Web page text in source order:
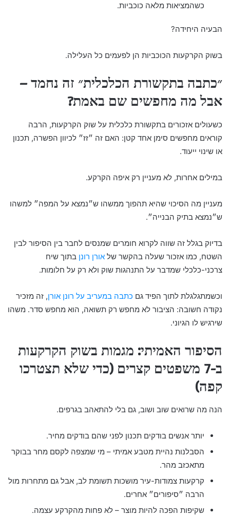
כשהמציאות מלאה כוכביות.
הבעיה היחידה?
בשוק הקרקעות הכוכביות הן לפעמים כל העלילה.
״כתבה בתקשורת הכלכלית״ זה נחמד –
אבל מה מחפשים שם באמת?
כשעולים אזכורים בתקשורת כלכלית על שוק הקרקעות, הרבה
קוראים מחפשים סימן אחד קטן: האם זה ״זז״ לכיוון הפשרה, תכנון
או שינוי ייעוד.
במילים אחרות, לא מעניין רק איפה הקרקע.
מעניין מה הסיכוי שהיא תהפוך ממשהו ש״נמצא על המפה״ למשהו
ש״נמצא בתיק הבנייה״.
בדיוק בגלל זה שווה לקרוא חומרים שמנסים לחבר בין הסיפור לבין
השטח, כמו אזכור שעלה בהקשר של אורן רונן בתוך שיח
צרכני-כלכלי שמדבר על התנהגות שוק ולא רק על חלומות.
וכשמתגלגלת לתוך הפיד גם כתבה במעריב על רונן אורן, זה מזכיר
נקודה חשובה: הציבור לא מחפש רק תשואה, הוא מחפש סדר. משהו
שירגיש לו הגיוני.
הסיפור האמיתי: מגמות בשוק הקרקעות
ב-7 משפטים קצרים (כדי שלא תצטרכו
קפה)
הנה מה שרואים שוב ושוב, גם בלי להתאהב בגרפים.
יותר אנשים בודקים תכנון לפני שהם בודקים מחיר.
הסבלנות נהיית מטבע אמיתי – מי שמצפה לקסם מחר בבוקר
מתאכזב מהר.
קרקעות צמודות-עיר מושכות תשומת לב, אבל גם מתחרות מול
הרבה ״סיפורים״ אחרים.
שקיפות הפכה להיות מוצר – לא פחות מהקרקע עצמה.